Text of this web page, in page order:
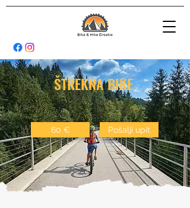
ŠTREKNA BIKE
60 € Pošalji upit